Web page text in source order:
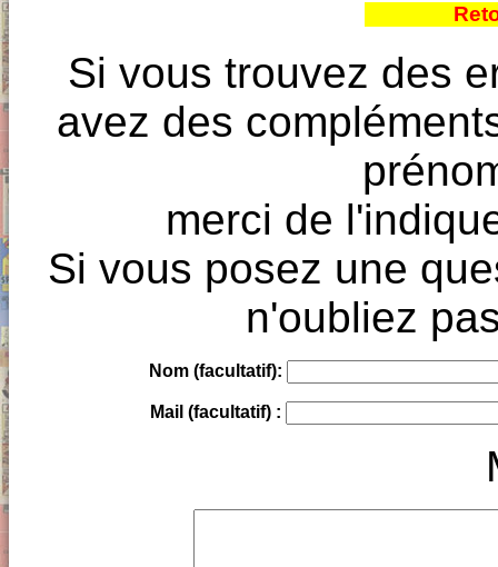
Si vous trouvez des
avez des
merci de
Si vous posez une
n'oubliez
Nom (facultatif):
Mail (facultatif) :